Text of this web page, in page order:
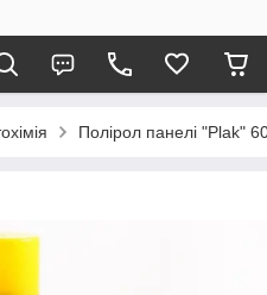
Полірол панелі "Plak"